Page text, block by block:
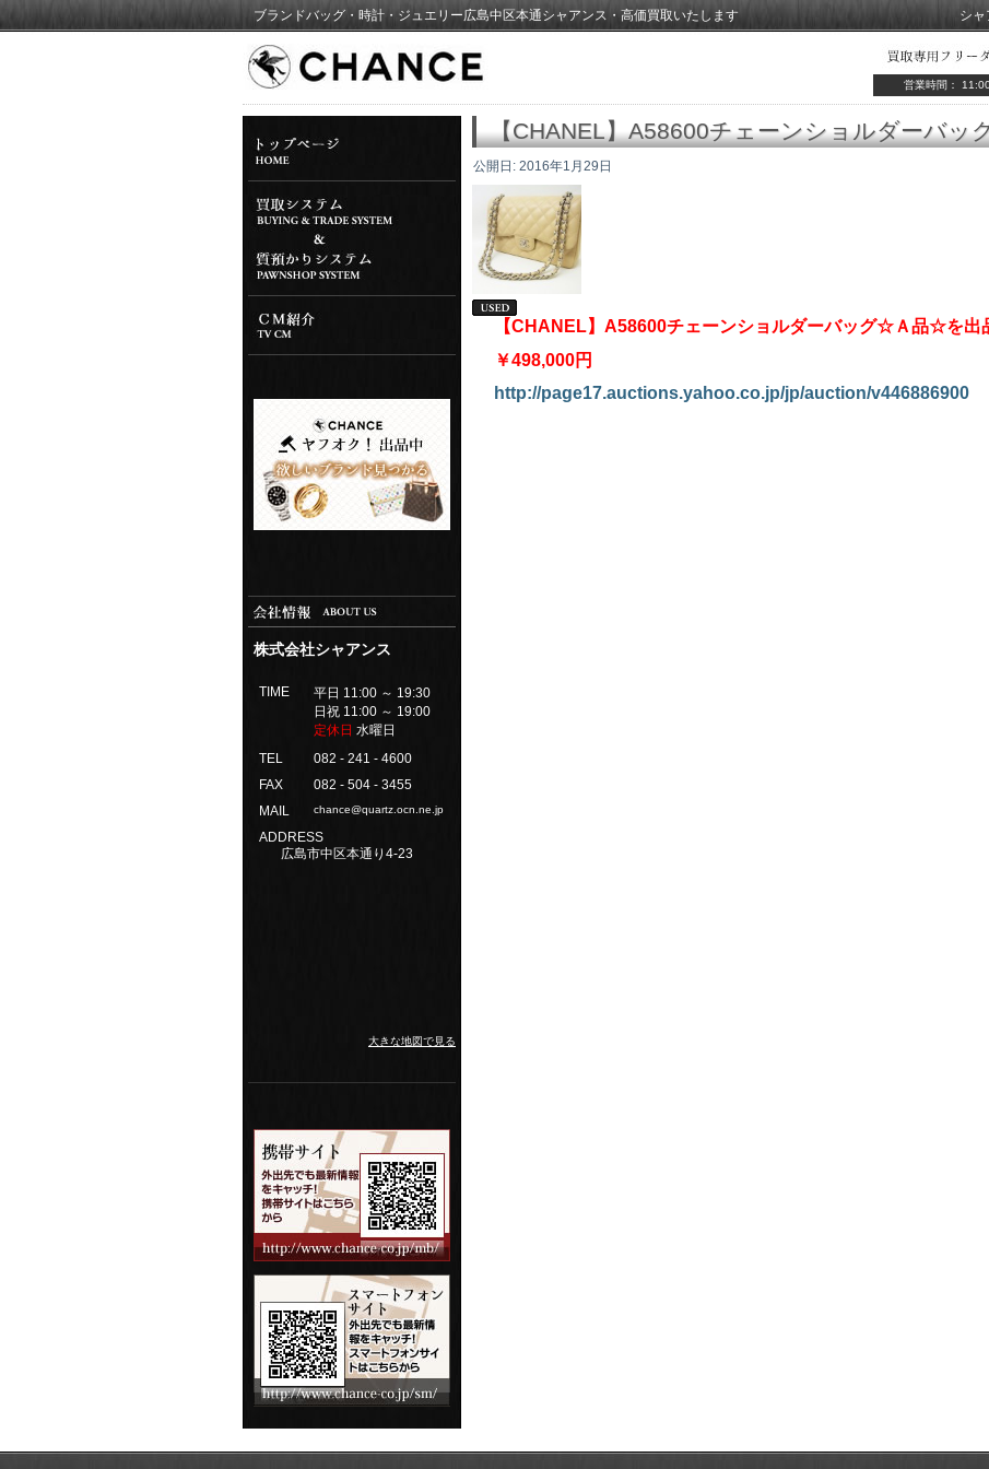
シ
ブランドバッグ・時計・ジュエリー広島中区本通シャアンス・高価買取いたします
営業時間：
株式会社シャアンス
TIME
平日 11:00 ～ 19:30
日祝 11:00 ～ 19:00
定休日 水曜日
TEL
082 - 241 - 4600
FAX
082 - 504 - 3455
MAIL
chance@quartz.ocn.ne.jp
ADDRESS
広島市中区本通り4-23
大きな地図で見る
【CHANEL】A58600チェーンショルダーバ
公開日: 2016年1月29日
【CHANEL】A58600チェーンショルダーバッグ☆Ａ品☆を出
￥498,000円
http://page17.auctions.yahoo.co.jp/jp/auction/v446886900